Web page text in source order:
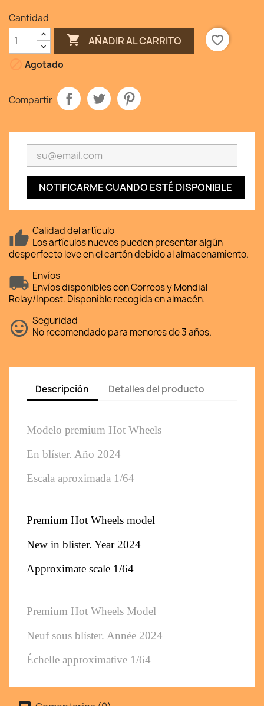
Cantidad
 AÑADIR AL CARRITO
favorite_border
Agotado
Compartir
NOTIFICARME CUANDO ESTÉ DISPONIBLE
Calidad del artículo
Los artículos nuevos pueden presentar algún
desperfecto leve en el cartón debido al almacenamiento.
Envíos
Envíos disponibles con Correos y Mondial
Relay/Inpost. Disponible recogida en almacén.
Seguridad
No recomendado para menores de 3 años.
Descripción Detalles del producto
Modelo premium Hot Wheels
En blíster. Año 2024
Escala aproximada 1/64
Premium Hot Wheels model
New in blister. Year 2024
Approximate scale 1/64
Premium Hot Wheels Model
Neuf sous blíster. Année 2024
Échelle approximative 1/64